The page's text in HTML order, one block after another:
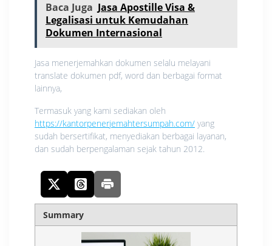
Baca Juga Jasa Apostille Visa &
Legalisasi untuk Kemudahan
Dokumen Internasional
Jasa menerjemahkan dokumen selalu melayani
translate dokumen pdf, word dan berbagai format
lainnya,
Termasuk yang kami sediakan oleh
https://kantorpenerjemahtersumpah.com/ yang
sudah bersertifikat, menyediakan berbagai layanan,
dan sudah berpengalaman sejak tahun 2012.
Summary